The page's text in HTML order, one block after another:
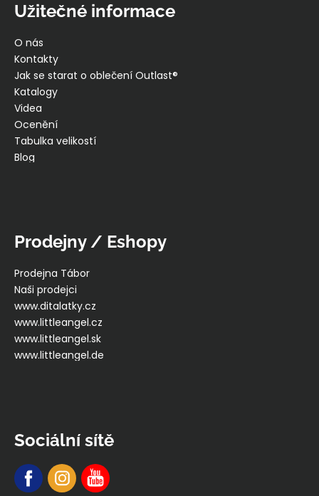
Užitečné informace
O nás
Kontakty
Jak se starat o oblečení Outlast®
Katalogy
Videa
Ocenění
Tabulka velikostí
Blog
Prodejny / Eshopy
Prodejna Tábor
Naši prodejci
www.ditalatky.cz
www.littleangel.cz
www.littleangel.sk
www.littleangel.de
Sociální sítě